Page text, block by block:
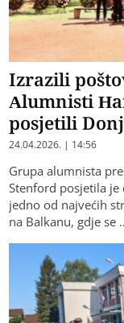
Izrazili
Alumnisti
posjetili
24.04.2026. | 14:56
Grupa alumnista
Stenford posjetila je
jedno od najvećih
na Balkanu, gdje se